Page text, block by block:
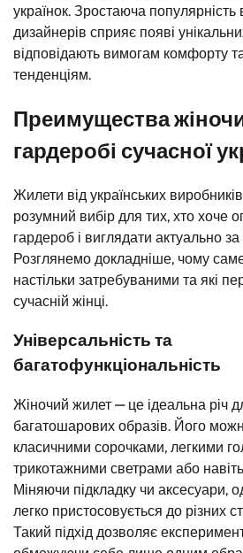
українок. Зростаюча популярність
дизайнерів сприяє появі
відповідають вимогам комфорту
тенденціям.
Преимущества
гардеробі сучасної
Жилети від українських
розумний вибір для тих, хто хоче
гардероб і виглядати актуально
Розглянемо докладніше, чому
настільки затребуваними та які
сучасній жінці.
Універсальність та
багатофункціональність
Жіночий жилет — це ідеальна річ
багатошарових образів. Його
класичними сорочками, легкими
трикотажними светрами або
Міняючи підкладку чи аксесуари,
легко пристосовується до різних
Такий підхід дозволяє